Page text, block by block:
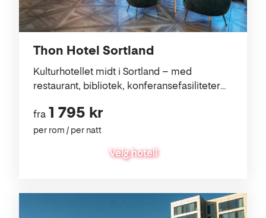
Thon Hotel Sortland
Kulturhotellet midt i Sortland – med
restaurant, bibliotek, konferansefasiliteter
fra 1 795 kr
per rom / per natt
Velg hotell